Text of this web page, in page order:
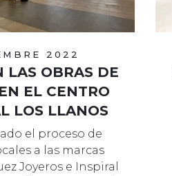
2022
LAS OBRAS DE
EL CENTRO
LOS LLANOS
el proceso de
a las marcas
Joyeros e Inspiral